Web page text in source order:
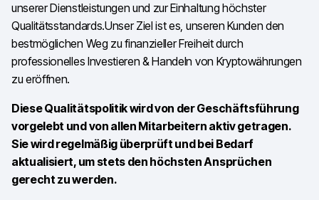
unserer Dienstleistungen und zur Einhaltung höchster
Qualitätsstandards.Unser Ziel ist es, unseren Kunden den
bestmöglichen Weg zu finanzieller Freiheit durch
professionelles Investieren & Handeln von Kryptowährungen
zu eröffnen.
Diese Qualitätspolitik wird von der Geschäftsführung
vorgelebt und von allen Mitarbeitern aktiv getragen.
Sie wird regelmäßig überprüft und bei Bedarf
aktualisiert, um stets den höchsten Ansprüchen
gerecht zu werden.